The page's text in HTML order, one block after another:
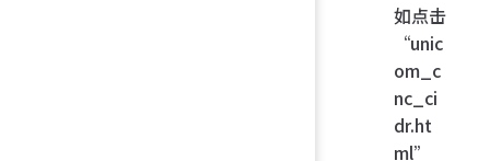
如点击
“unic
om_c
nc_ci
dr.ht
ml”